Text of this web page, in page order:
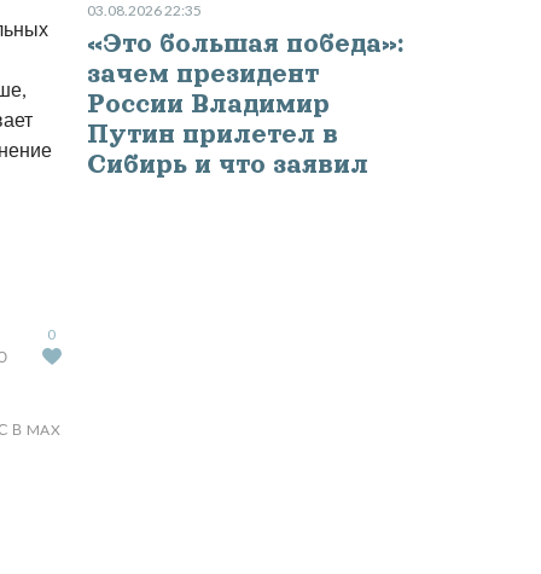
0
В MAX
03.08.2026 22:35
«Это большая победа»:
зачем президент
России Владимир
Путин прилетел в
Сибирь и что заявил